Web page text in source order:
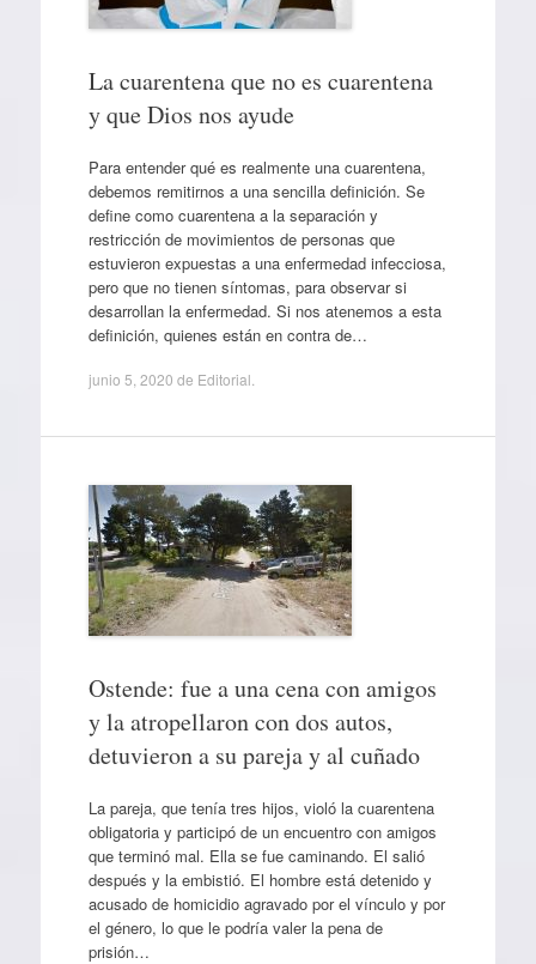
La cuarentena que no es cuarentena
y que Dios nos ayude
Para entender qué es realmente una cuarentena,
debemos remitirnos a una sencilla definición. Se
define como cuarentena a la separación y
restricción de movimientos de personas que
estuvieron expuestas a una enfermedad infecciosa,
pero que no tienen síntomas, para observar si
desarrollan la enfermedad. Si nos atenemos a esta
definición, quienes están en contra de…
junio 5, 2020 de Editorial
Ostende: fue a una cena con amigos
y la atropellaron con dos autos,
detuvieron a su pareja y al cuñado
La pareja, que tenía tres hijos, violó la cuarentena
obligatoria y participó de un encuentro con amigos
que terminó mal. Ella se fue caminando. El salió
después y la embistió. El hombre está detenido y
acusado de homicidio agravado por el vínculo y por
el género, lo que le podría valer la pena de
prisión…